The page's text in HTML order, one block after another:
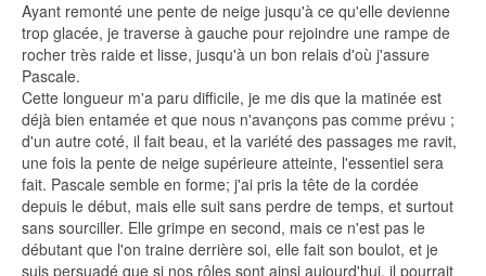
Ayant remonté une pente de neige jusqu'à ce qu'elle devienne
trop glacée, je traverse à gauche pour rejoindre une rampe de
rocher très raide et lisse, jusqu'à un bon relais d'où j'assure
Pascale.
Cette longueur m'a paru difficile, je me dis que la matinée est
déjà bien entamée et que nous n'avançons pas comme prévu ;
d'un autre coté, il fait beau, et la variété des passages me ravit,
une fois la pente de neige supérieure atteinte, l'essentiel sera
fait. Pascale semble en forme; j'ai pris la tête de la cordée
depuis le début, mais elle suit sans perdre de temps, et surtout
sans sourciller. Elle grimpe en second, mais ce n'est pas le
débutant que l'on traine derrière soi, elle fait son boulot, et je
suis persuadé que si nos rôles sont ainsi aujourd'hui, il pourrait